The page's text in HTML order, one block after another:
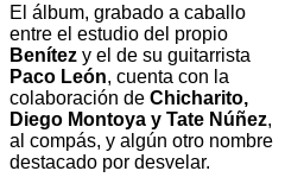
El álbum, grabado a caballo
entre el estudio del propio
Benítez y el de su guitarrista
Paco León, cuenta con la
colaboración de Chicharito,
Diego Montoya y Tate Núñez,
al compás, y algún otro nombre
destacado por desvelar.